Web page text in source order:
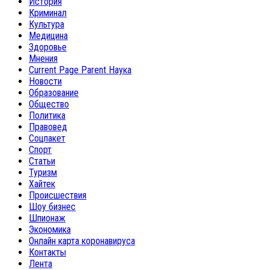
Криминал
Культура
Медицина
Здоровье
Мнения
Current Page Parent Наука
Новости
Образование
Общество
Политика
Правовед
Соцпакет
Спорт
Статьи
Туризм
Хайтек
Происшествия
Шоу бизнес
Шпионаж
Экономика
Онлайн карта коронавируса
Контакты
Лента